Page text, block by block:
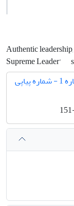
Authentic
Supreme Leader'
دوره 7، شماره 1 - شماره پیاپی